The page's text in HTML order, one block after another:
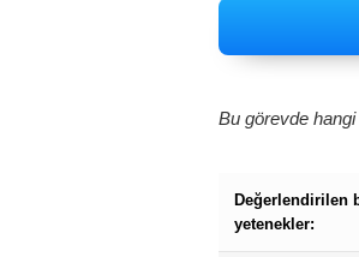
Bu görevde
Değerlendirilen
yetenekler: